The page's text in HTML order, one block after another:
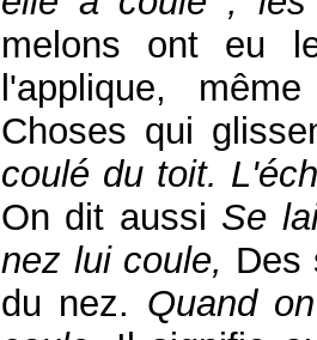
melons ont eu
l'applique,
Choses qui
coulé du toit.
On dit aussi Se
nez lui coule, Des
du nez. Quand